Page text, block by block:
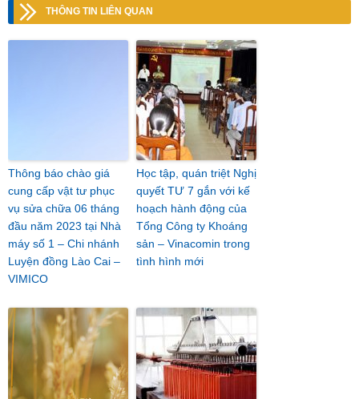
THÔNG TIN LIÊN QUAN
Thông báo chào giá
cung cấp vật tư phục
vụ sửa chữa 06 tháng
đầu năm 2023 tại Nhà
máy số 1 – Chi nhánh
Luyện đồng Lào Cai –
VIMICO
Học tập, quán triệt Nghị
quyết TƯ 7 gắn với kế
hoạch hành động của
Tổng Công ty Khoáng
sản – Vinacomin trong
tình hình mới